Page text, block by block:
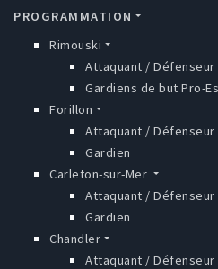
PROGRAMMATION
Rimouski
Attaquant / Défenseur
Gardiens de but Pro-
Forillon
Attaquant / Défenseur
Gardien
Carleton-sur-Mer
Attaquant / Défenseur
Gardien
Chandler
Attaquant / Défenseur